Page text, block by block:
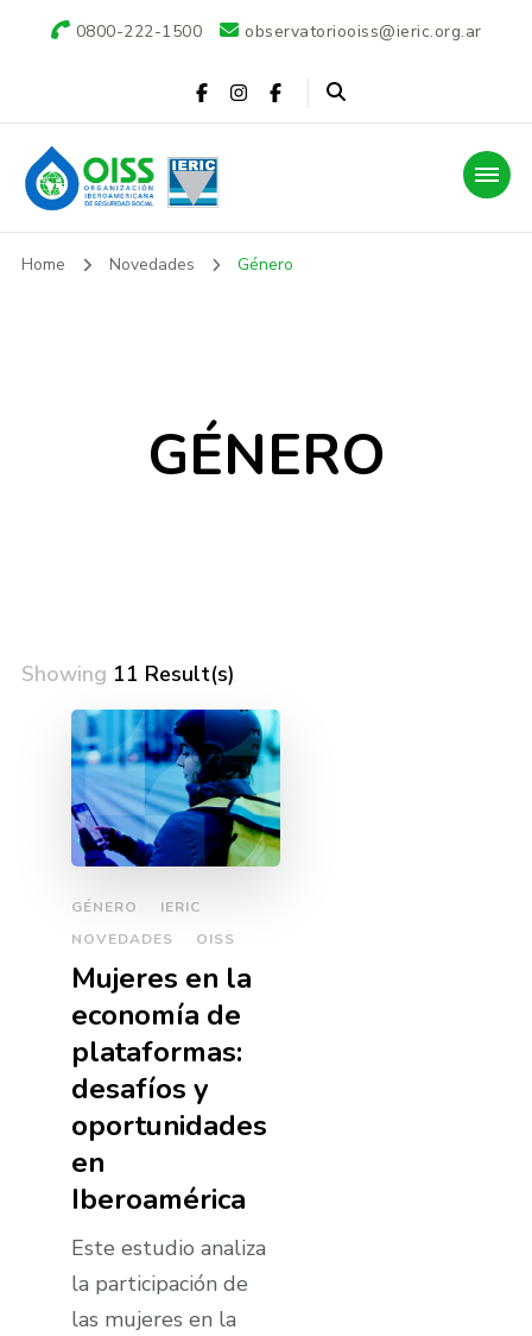
0800-222-1500 observatoriooiss@ieric.org.ar
Observatorio OISS-
IERIC
Home Novedades Género
GÉNERO
Showing 11 Result(s)
GÉNERO
IERIC
NOVEDADES
OISS
Mujeres en la
economía de
plataformas:
desafíos y
oportunidades
en
Iberoamérica
Este estudio analiza
la participación de
las mujeres en la